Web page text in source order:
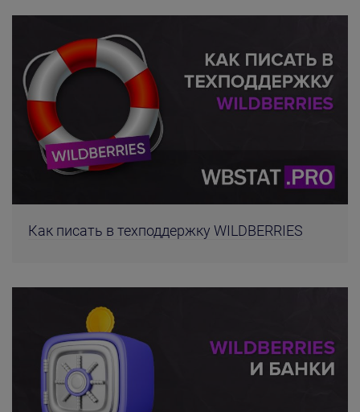
Как писать в техподдержку WILDBERRIES